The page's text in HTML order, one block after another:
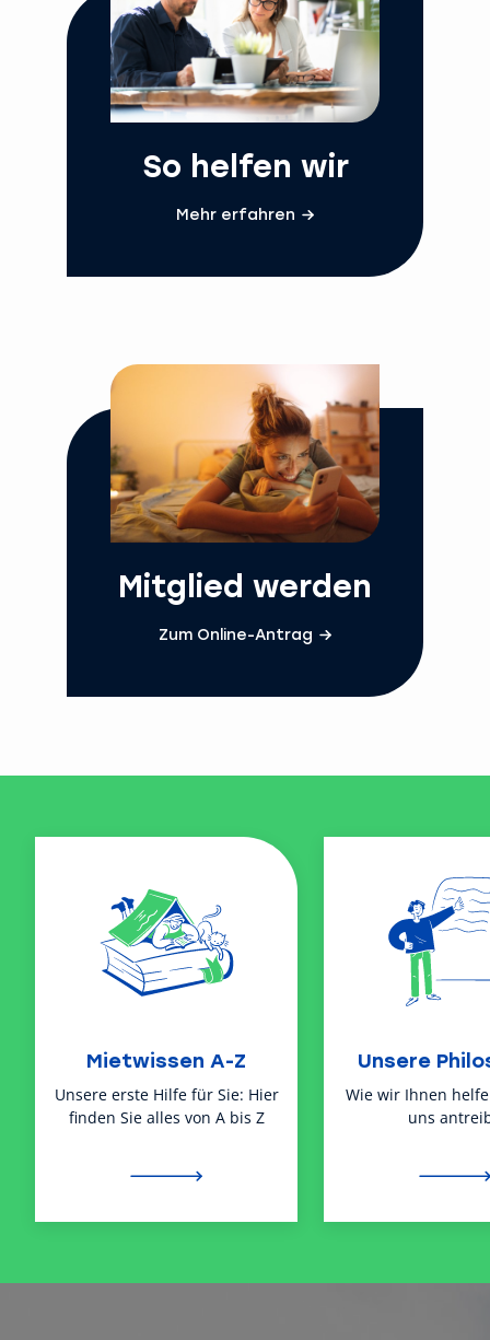
So helfen wir
Mehr erfahren
Mitglied werden
Zum Online-Antrag
Mietwissen A-Z
Unsere erste Hilfe für Sie: Hier
finden Sie alles von A bis Z
Unsere
Wie wir Ihnen
uns